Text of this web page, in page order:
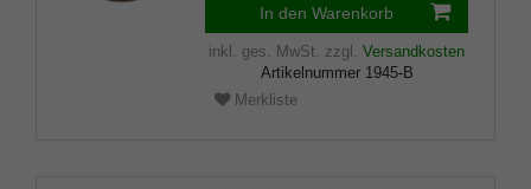
In den Warenkorb
inkl. ges. MwSt. zzgl. Versandkosten
Artikelnummer 1945-B
Merkliste